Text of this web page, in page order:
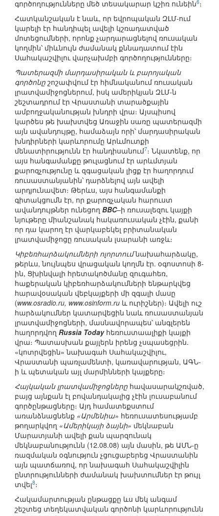
գործողությունները մեծ տեսակարար կշիռ ունեին6։
Հատկանշական է նաև, որ եվրոպական ԶԼՄ-ում
կարելի էր հանդիպել ավելի կշռադատված
մոտեցումների, որոնք չարդարացնելով ռուսական
կողմին՝ միևնույն ժամանակ քննադատում էին
Սահակաշվիլու վարչախմբի գործողությունները։
Պատերազմի մարդասիրական և բարոյական
գործոնը շոշափվում էր հիմնականում ռուսական
լրատվամիջոցներում, իսկ ամերիկյան ԶԼՄ-ն
շեշտադրում էր Վրաստանի տարածքային
ամբողջականության խնդրի վրա։ Այսպիսով
կարծես թե խախտվեց Առաջին սառը պատերազմի
այն ավանդույթը, համաձայն որի՝ մարդասիրական
խնդիրների կարևորումը Արևմուտքի
մենատիրությունն էր հանդիսանում7։ Նկատենք, որ
այս հանգամանքը թուլացնում էր արևմտյան
քարոզչությունը և զգացական լիցք էր հաղորդում
ռուսաստանյանին՝ դարձնելով այն ավելի
արդյունավետ։ Թերևս, այս հանգամանքի
գիտակցումն էր, որ քարոզչական հարուստ
ավանդույթներ ունեցող BBC–ի ռուսալեզու կայքի
նյութերը միանշանակ հակառուսական չէին, քանի
որ դա կարող էր վարկաբեկել բրիտանական
լրատվամիջոցը ռուսական լսարանի առջև։
Կիբեռհարձակումների ոլորտումնախահարձակը,
թերևս, նույնպես վրացական կողմն էր. օգոստոսի 8-
ին, Ցխինվալի հրետակոծմանը զուգահեռ,
հաքերական կիբեռհարձակումների ենթարկվեց
հարավօսական վեբկայքերի մի զգալի մասը
(www.osradio.ru, www.osinform.ru և ուրիշներ)։ Ավելի ուշ
հարձակումներ կատարվեցին նաև ռուսաստանյան
լրատվամիջոցների, մասնավորապես՝ անգլերեն
հաղորդվող Russia Todayհեռուստաալիքի կայքի
վրա։ Պատասխան քայլերն իրենց չսպասեցրին.
«կոտրվեցին» նախագահ Սահակաշվիլու,
Վրաստանի պառլամենտի, կառավարության, ԱԳՆ-
ի և պետական այլ մարմինների կայքերը։
Հայկական լրատվամիջոցները հավասարակշռված,
բայց այնքան էլ բովանդակալից չէին լուսաբանում
գործընթացները։ Այդ համատեքստում
առանձնացնենք «Արմենիա» հեռուսատեսությամբ
թողարկվող «Ամերիկայի ձայնի» մեկնաբան
Մարատյանի ավելի քան պարզունակ
մեկնաբանությունն (12.08.08) այն մասին, թե ԱՄՆ-ը
ռազմական օգնություն չցուցաբերեց Վրաստանին
այն պատճառով, որ նախագահ Սահակաշվիլին
ընտրությունների ժամանակ խախտումներ էր թույլ
տվել8։
Հակամարտության ընթացքը ևս մեկ անգամ
շեշտեց տեղեկատվական գործոնի կարևորությունն